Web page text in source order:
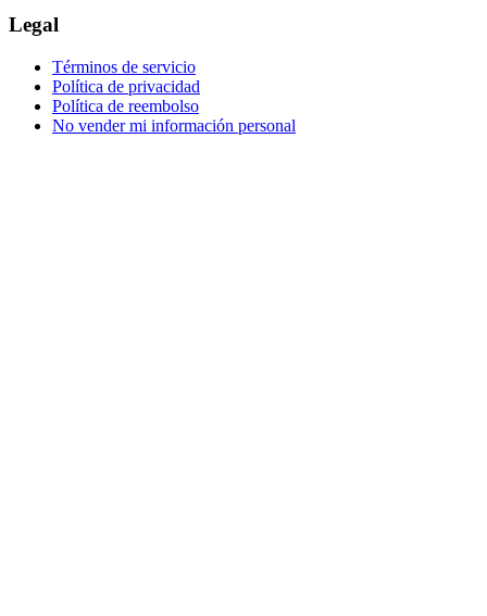
Legal
Términos de servicio
Política de privacidad
Política de reembolso
No vender mi información personal